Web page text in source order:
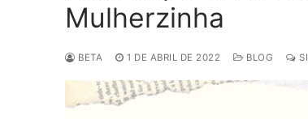
Mulherzinha
BETA 1 DE ABRIL DE 2022 BLOG